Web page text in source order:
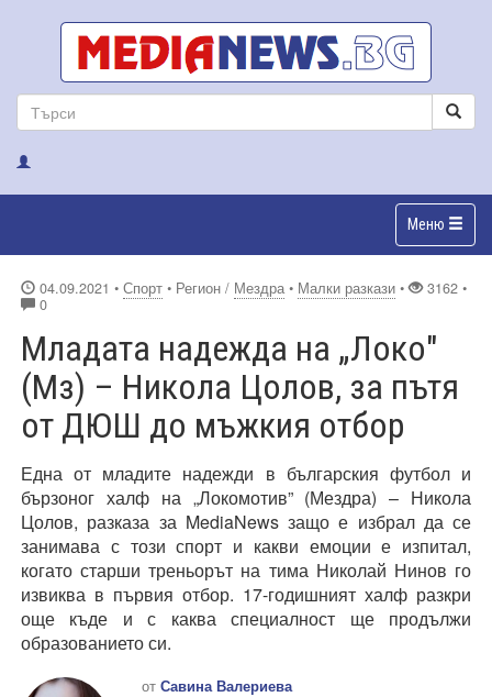
Меню
04.09.2021 • Спорт • Регион / Мездра • Малки разкази •
3162 •
0
Младата надежда на „Локо"
(Мз) – Никола Цолов, за пътя
от ДЮШ до мъжкия отбор
Една от младите надежди в българския футбол и
бързоног халф на „Локомотив” (Мездра) – Никола
Цолов, разказа за MediaNews защо е избрал да се
занимава с този спорт и какви емоции е изпитал,
когато старши треньорът на тима Николай Нинов го
извиква в първия отбор. 17-годишният халф разкри
още къде и с каква специалност ще продължи
образованието си.
от Савина Валериева